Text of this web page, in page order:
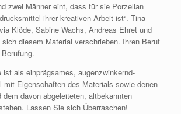
zwei Männer eint, dass für sie Porzellan
ihrer kreativen Arbeit ist“. Tina
Klöde, Sabine Wachs, Andreas Ehret und
diesem Material verschrieben. Ihren Beruf
ist als einprägsames, augenzwinkernd-
Eigenschaften des Materials sowie denen
davon abgeleiteten, altbekannten
Lassen Sie sich Überraschen!